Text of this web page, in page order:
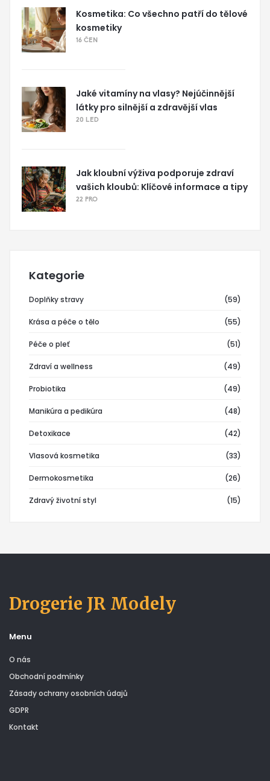
Kosmetika: Co všechno patří do tělové
kosmetiky
16 ČEN
Jaké vitamíny na vlasy? Nejúčinnější
látky pro silnější a zdravější vlas
20 LED
Jak kloubní výživa podporuje zdraví
vašich kloubů: Klíčové informace a tipy
22 PRO
Kategorie
Doplňky stravy (59)
Krása a péče o tělo (55)
Péče o pleť (51)
Zdraví a wellness (49)
Probiotika (49)
Manikúra a pedikúra (48)
Detoxikace (42)
Vlasová kosmetika (33)
Dermokosmetika (26)
Zdravý životní styl (15)
Drogerie JR Modely
Menu
O nás
Obchodní podmínky
Zásady ochrany osobních údajů
GDPR
Kontakt